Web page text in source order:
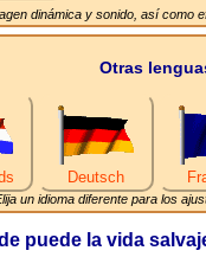
dinámica y sonido, así como
Otras
Deutsch
un idioma diferente para los
puede la vida